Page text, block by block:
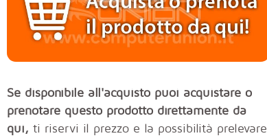
Se disponibile all'acquisto puoi acquistare o
prenotare questo prodotto direttamente da
qui, ti riservi il prezzo e la possibilità prelevare